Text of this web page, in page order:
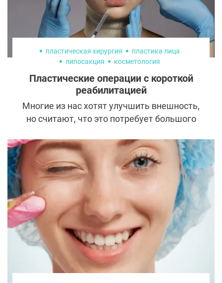
пластическая хирургия
пластика лица
липосакция
косметология
Пластические операции с короткой
реабилитацией
Многие из нас хотят улучшить внешность,
но считают, что это потребует большого
операцию, так и на восстановление. Но в
арсенале пластических хирургов есть
процедуры, которые позволяют
преобразиться и выйти в люди уже через
несколько дней. Рассказываем, как они
проводятся и на что способны.